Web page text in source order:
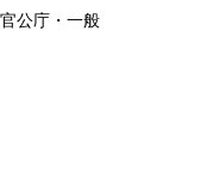
官公庁・一般